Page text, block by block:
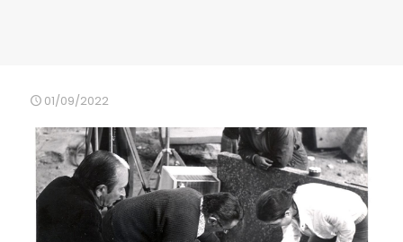
01/09/2022